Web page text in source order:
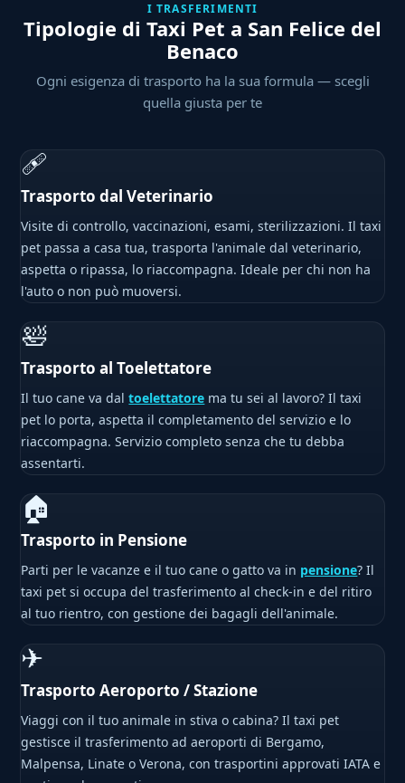
I TRASFERIMENTI
Tipologie di Taxi Pet a San Felice del
Benaco
Ogni esigenza di trasporto ha la sua formula — scegli
quella giusta per te
🩹
Trasporto dal Veterinario
Visite di controllo, vaccinazioni, esami, sterilizzazioni. Il taxi
pet passa a casa tua, trasporta l'animale dal veterinario,
aspetta o ripassa, lo riaccompagna. Ideale per chi non ha
l'auto o non può muoversi.
🛀
Trasporto al Toelettatore
Il tuo cane va daltoelettatore ma tu sei al lavoro? Il taxi
pet lo porta, aspetta il completamento del servizio e lo
riaccompagna. Servizio completo senza che tu debba
assentarti.
🏠
Trasporto in Pensione
Parti per le vacanze e il tuo cane o gatto va in pensione? Il
taxi pet si occupa del trasferimento al check-in e del ritiro
al tuo rientro, con gestione dei bagagli dell'animale.
✈
Trasporto Aeroporto / Stazione
Viaggi con il tuo animale in stiva o cabina? Il taxi pet
gestisce il trasferimento ad aeroporti di Bergamo,
Malpensa, Linate o Verona, con trasportini approvati IATA e